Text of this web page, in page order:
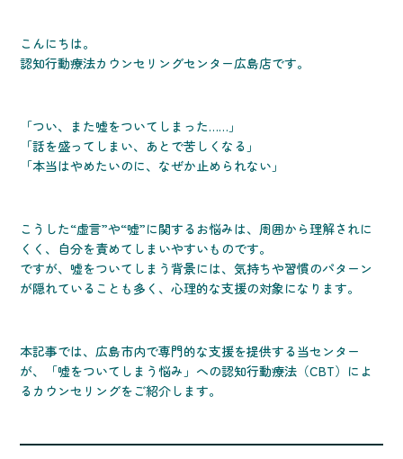
こんにちは。
認知行動療法カウンセリングセンター広島店です。
「つい、また嘘をついてしまった……」
「話を盛ってしまい、あとで苦しくなる」
「本当はやめたいのに、なぜか止められない」
こうした“虚言”や“嘘”に関するお悩みは、周囲から理解されに
くく、自分を責めてしまいやすいものです。
ですが、嘘をついてしまう背景には、気持ちや習慣のパターン
が隠れていることも多く、心理的な支援の対象になります。
本記事では、広島市内で専門的な支援を提供する当センター
が、「嘘をついてしまう悩み」への認知行動療法（CBT）によ
るカウンセリングをご紹介します。